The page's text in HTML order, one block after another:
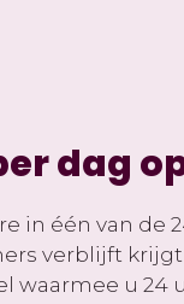
dag
in één van de
verblijft krijgt
waarmee u 24